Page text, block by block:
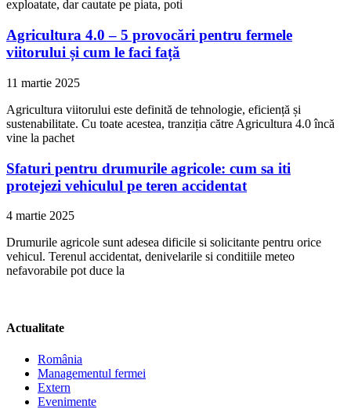
exploatate, dar cautate pe piata, poti
Agricultura 4.0 – 5 provocări pentru fermele
viitorului și cum le faci față
11 martie 2025
Agricultura viitorului este definită de tehnologie, eficiență și
sustenabilitate. Cu toate acestea, tranziția către Agricultura 4.0 încă
vine la pachet
Sfaturi pentru drumurile agricole: cum sa iti
protejezi vehiculul pe teren accidentat
4 martie 2025
Drumurile agricole sunt adesea dificile si solicitante pentru orice
vehicul. Terenul accidentat, denivelarile si conditiile meteo
nefavorabile pot duce la
Actualitate
România
Managementul fermei
Extern
Evenimente